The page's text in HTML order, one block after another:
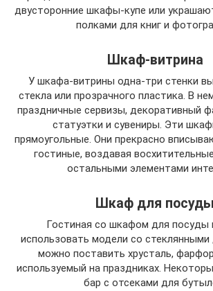
двусторонние шкафы-купе или
полками для книг и
Шкаф-витрина
У шкафа-витрины одна-три стенки
стекла или прозрачного пластика. В
праздничные сервизы, декоративный
статуэтки и сувениры. Эти
прямоугольные. Они прекрасно
гостиные, воздавая
остальными элементами
Шкаф для посуды
Гостиная со шкафом для посуды
использовать модели со стеклянными
можно поставить хрусталь,
используемый на праздниках.
бар с отсеками для